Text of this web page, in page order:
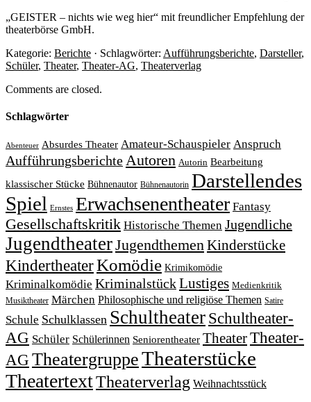
„GEISTER – nichts wie weg hier“ mit freundlicher Empfehlung der
theaterbörse GmbH.
Kategorie: Berichte · Schlagwörter: Aufführungsberichte, Darsteller,
Schüler, Theater, Theater-AG, Theaterverlag
Comments are closed.
Schlagwörter
Abenteuer Absurdes Theater Amateur-Schauspieler Anspruch
AufführungsberichteAutoren Autorin Bearbeitung
klassischer Stücke Bühnenautor Bühnenautorin Darstellendes
Spiel Ernstes Erwachsenentheater Fantasy
Gesellschaftskritik Historische Themen Jugendliche
JugendtheaterJugendthemenKinderstücke
KindertheaterKomödie Krimikomödie
Kriminalkomödie KriminalstückLustiges Medienkritik
Musiktheater Märchen Philosophische und religiöse Themen Satire
Schule Schulklassen Schultheater Schultheater-
AG Schüler Schülerinnen Seniorentheater TheaterTheater-
AGTheatergruppeTheaterstücke
TheatertextTheaterverlag Weihnachtsstück